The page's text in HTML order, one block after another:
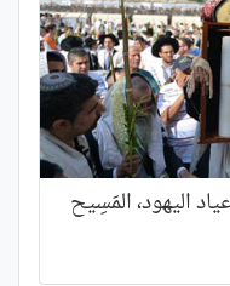
ــ ج7 أوّلًا: أعياد اليهود، المَسِيح